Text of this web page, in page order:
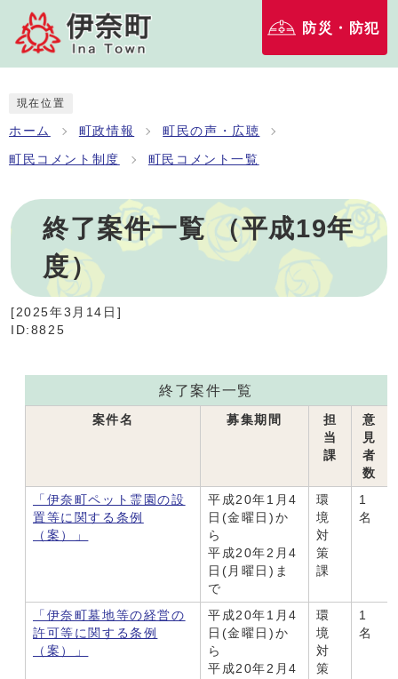
防災・防犯
現在位置
ホーム 町政情報 町民の声・広聴
町民コメント制度 町民コメント一覧
終了案件一覧 （平成19年
度）
[2025年3月14日 ]
ID:8825
終了案件一覧
案件名 募集期間
担
当
課
意
見
者
数
「伊奈町ペット霊園の設
置等に関する条例
（案）」
平成20年1月4
日(金曜日)か
ら
平成20年2月4
日(月曜日)ま
で
環
境
対
策
課
1
名
「伊奈町墓地等の経営の
許可等に関する条例
（案）」
平成20年1月4
日(金曜日)か
ら
平成20年2月4
環
境
対
策
1
名